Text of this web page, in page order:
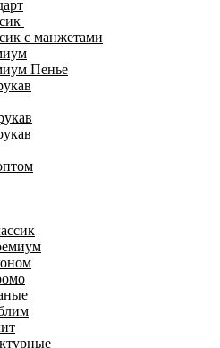
с манжетами
Пенье